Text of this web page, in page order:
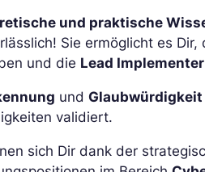
und praktische
Sie ermöglicht es Dir,
und die Lead
undGlaubwürdigkeit
validiert.
sich Dir dank der